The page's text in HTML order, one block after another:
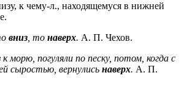
к чему-л., находящемуся в нижней
вниз, то наверх. А. П. Чехов.
к морю, погуляли по песку, потом, когда с
сыростью, вернулись наверх. А. П.